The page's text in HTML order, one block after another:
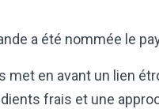
a été nommée le
met en avant un lien
frais et une